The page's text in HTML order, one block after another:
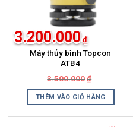
Máy thủy bình Topcon
ATB4
3.500.000 ₫
là:
3.500.000₫.
3.200.000 ₫
tại
là:
THÊM VÀO GIỎ HÀNG